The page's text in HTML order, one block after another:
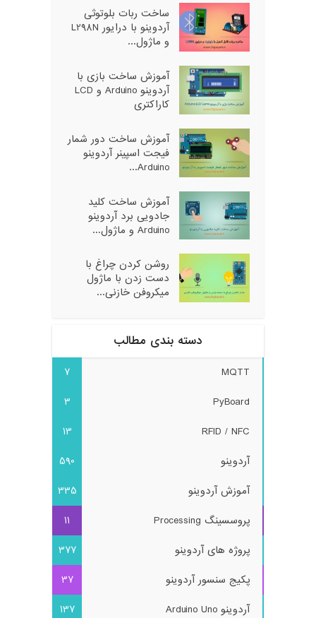
ساخت ربات بلوتوثی
آردوینو با درایور L298N
و ماژول...
آموزش ساخت بازی با
آردوینو Arduino و LCD
کاراکتری
آموزش ساخت دور شمار
فیجت اسپینر آردوینو
Arduino...
آموزش ساخت کلید
جادویی برد آردوینو
Arduino و ماژول...
روشن کردن چراغ با
دست زدن با ماژول
میکروفن خازنی...
دسته بندی مطالب
MQTT
7
PyBoard
3
RFID / NFC
13
آردوینو
590
آموزش آردوینو
335
پروسسینگ Processing
11
پروژه های آردوینو
377
پکیج سنسور آردوینو
37
آردوینو Arduino Uno
137